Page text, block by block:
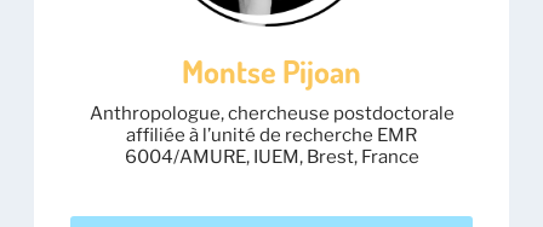
Montse Pijoan
Anthropologue, chercheuse postdoctorale
affiliée à l’unité de recherche EMR
6004/AMURE, IUEM, Brest, France